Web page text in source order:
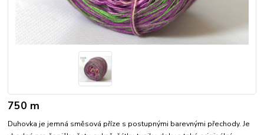
750 m
Duhovka je jemná směsová příze s postupnými barevnými přechody. Je